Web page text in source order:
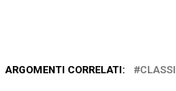
ARGOMENTI CORRELATI: